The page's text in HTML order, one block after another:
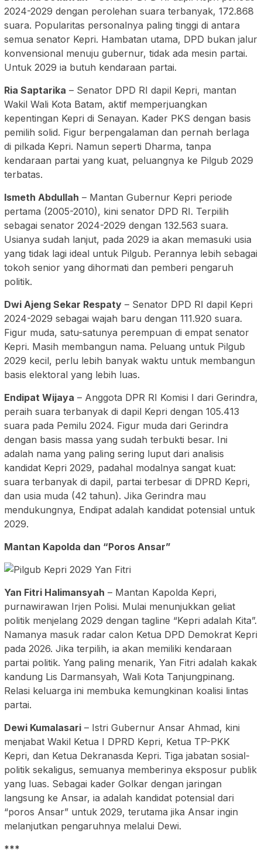
2024-2029 dengan perolehan suara terbanyak, 172.868
suara. Popularitas personalnya paling tinggi di antara
semua senator Kepri. Hambatan utama, DPD bukan jalur
konvensional menuju gubernur, tidak ada mesin partai.
Untuk 2029 ia butuh kendaraan partai.
Ria Saptarika – Senator DPD RI dapil Kepri, mantan
Wakil Wali Kota Batam, aktif memperjuangkan
kepentingan Kepri di Senayan. Kader PKS dengan basis
pemilih solid. Figur berpengalaman dan pernah berlaga
di pilkada Kepri. Namun seperti Dharma, tanpa
kendaraan partai yang kuat, peluangnya ke Pilgub 2029
terbatas.
Ismeth Abdullah – Mantan Gubernur Kepri periode
pertama (2005-2010), kini senator DPD RI. Terpilih
sebagai senator 2024-2029 dengan 132.563 suara.
Usianya sudah lanjut, pada 2029 ia akan memasuki usia
yang tidak lagi ideal untuk Pilgub. Perannya lebih sebagai
tokoh senior yang dihormati dan pemberi pengaruh
politik.
Dwi Ajeng Sekar Respaty – Senator DPD RI dapil Kepri
2024-2029 sebagai wajah baru dengan 111.920 suara.
Figur muda, satu-satunya perempuan di empat senator
Kepri. Masih membangun nama. Peluang untuk Pilgub
2029 kecil, perlu lebih banyak waktu untuk membangun
basis elektoral yang lebih luas.
Endipat Wijaya – Anggota DPR RI Komisi I dari Gerindra,
peraih suara terbanyak di dapil Kepri dengan 105.413
suara pada Pemilu 2024. Figur muda dari Gerindra
dengan basis massa yang sudah terbukti besar. Ini
adalah nama yang paling sering luput dari analisis
kandidat Kepri 2029, padahal modalnya sangat kuat:
suara terbanyak di dapil, partai terbesar di DPRD Kepri,
dan usia muda (42 tahun). Jika Gerindra mau
mendukungnya, Endipat adalah kandidat potensial untuk
2029.
Mantan Kapolda dan “Poros Ansar”
Yan Fitri Halimansyah – Mantan Kapolda Kepri,
purnawirawan Irjen Polisi. Mulai menunjukkan geliat
politik menjelang 2029 dengan tagline “Kepri adalah Kita”.
Namanya masuk radar calon Ketua DPD Demokrat Kepri
pada 2026. Jika terpilih, ia akan memiliki kendaraan
partai politik. Yang paling menarik, Yan Fitri adalah kakak
kandung Lis Darmansyah, Wali Kota Tanjungpinang.
Relasi keluarga ini membuka kemungkinan koalisi lintas
partai.
Dewi Kumalasari – Istri Gubernur Ansar Ahmad, kini
menjabat Wakil Ketua I DPRD Kepri, Ketua TP-PKK
Kepri, dan Ketua Dekranasda Kepri. Tiga jabatan sosial-
politik sekaligus, semuanya memberinya eksposur publik
yang luas. Sebagai kader Golkar dengan jaringan
langsung ke Ansar, ia adalah kandidat potensial dari
“poros Ansar” untuk 2029, terutama jika Ansar ingin
melanjutkan pengaruhnya melalui Dewi.
***